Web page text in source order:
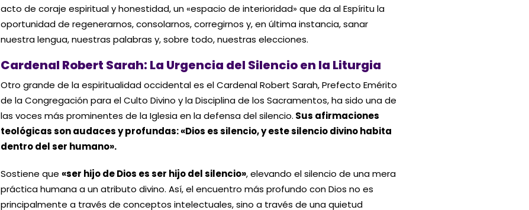
acto de coraje espiritual y honestidad, un «espacio de interioridad» que da al Espíritu la
oportunidad de regenerarnos, consolarnos, corregirnos y, en última instancia, sanar
nuestra lengua, nuestras palabras y, sobre todo, nuestras elecciones.
Cardenal Robert Sarah: La Urgencia del Silencio en la Liturgia
Otro grande de la espiritualidad occidental es el Cardenal Robert Sarah, Prefecto Emérito
de la Congregación para el Culto Divino y la Disciplina de los Sacramentos, ha sido una de
las voces más prominentes de la Iglesia en la defensa del silencio. Sus afirmaciones
teológicas son audaces y profundas: «Dios es silencio, y este silencio divino habita
dentro del ser humano».
Sostiene que «ser hijo de Dios es ser hijo del silencio», elevando el silencio de una mera
práctica humana a un atributo divino. Así, el encuentro más profundo con Dios no es
principalmente a través de conceptos intelectuales, sino a través de una quietud